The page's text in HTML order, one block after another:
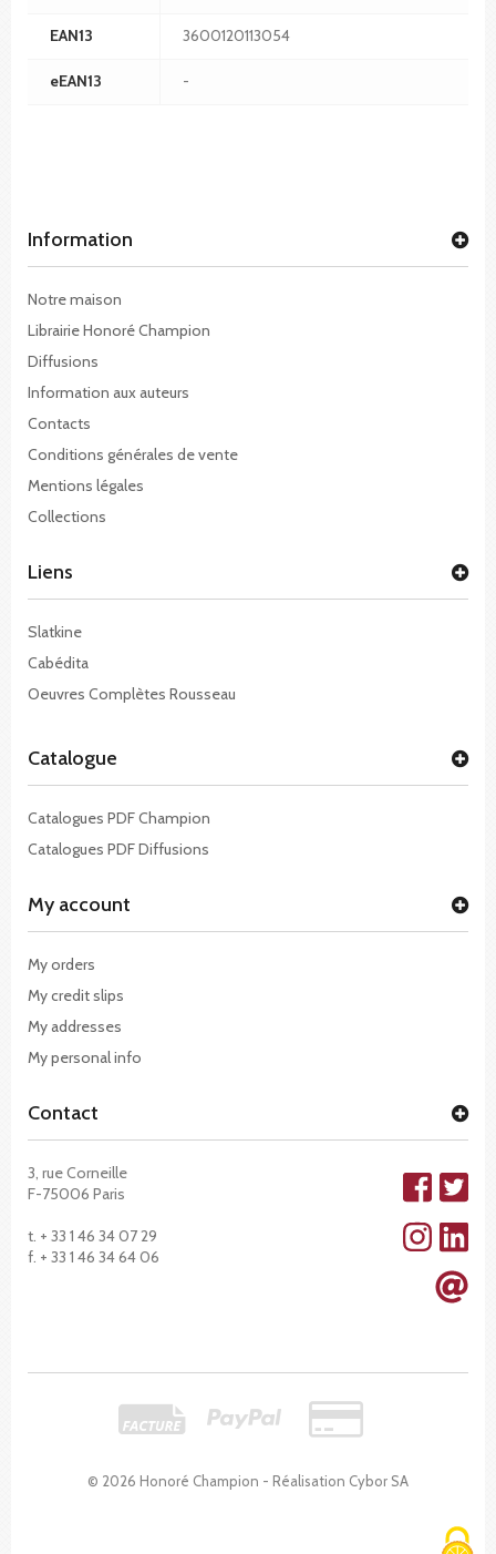
EAN13 3600120113054
eEAN13 -
Information
Notre maison
Librairie Honoré Champion
Diffusions
Information aux auteurs
Contacts
Conditions générales de vente
Mentions légales
Collections
© 2026 Honoré Champion - Réalisation Cybor SA
Liens
Slatkine
Cabédita
Oeuvres Complètes Rousseau
Catalogue
Catalogues PDF Champion
Catalogues PDF Diffusions
My account
My orders
My credit slips
My addresses
My personal info
Contact
3, rue Corneille
F-75006 Paris
t. + 33 1 46 34 07 29
f. + 33 1 46 34 64 06